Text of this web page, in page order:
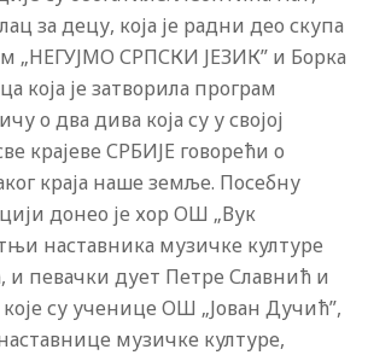
за децу, која је радни део скупа
„НЕГУЈМО СРПСКИ ЈЕЗИК” и Борка
која је затворила програм
о два дива која су у својој
крајеве СРБИЈЕ говорећи о
краја наше земље. Посебну
донео је хор ОШ „Вук
наставника музичке културе
и певачки дует Петре Славнић и
су ученице ОШ „Јован Дучић”,
музичке културе,